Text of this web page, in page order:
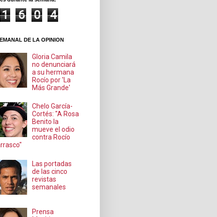
1 6 0
4
DE LA OPINION
Gloria Camila
no denunciará
a su hermana
Rocío por 'La
Más Grande'
Chelo García-
Cortés: "A Rosa
Benito la
mueve el odio
contra Rocío
Las portadas
de las cinco
revistas
semanales
Prensa